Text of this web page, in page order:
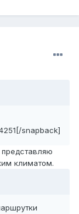
snapback]
климатом.